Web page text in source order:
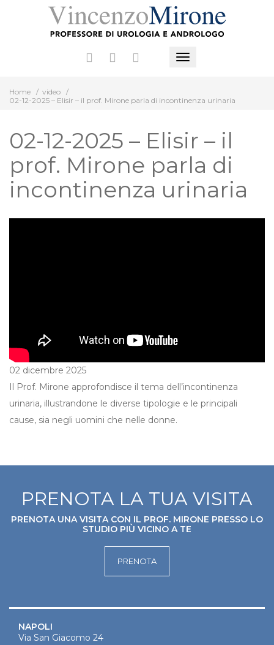
Mostra
Home / video /
02-12-2025 – Elisir – il prof. Mirone parla di incontinenza urinaria
02-12-2025 – Elisir – il
prof. Mirone parla di
incontinenza urinaria
02 dicembre 2025
Il Prof. Mirone approfondisce il tema dell’incontinenza
urinaria, illustrandone le diverse tipologie e le principali
cause, sia negli uomini che nelle donne.
PRENOTA LA TUA VISITA
PRENOTA UNA VISITA CON IL PROF. MIRONE PRESSO LO
STUDIO PIÙ VICINO A TE
PRENOTA
NAPOLI
Via San Giacomo 24